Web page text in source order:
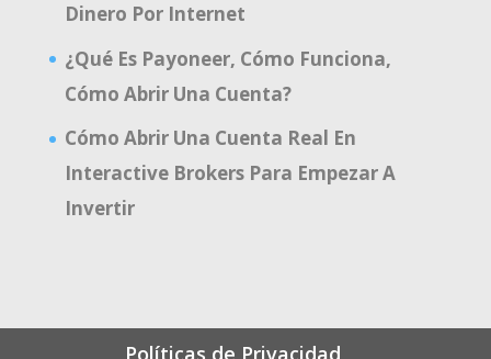
Dinero Por Internet
¿Qué Es Payoneer, Cómo Funciona,
Cómo Abrir Una Cuenta?
Cómo Abrir Una Cuenta Real En
Interactive Brokers Para Empezar A
Invertir
Políticas de Privacidad